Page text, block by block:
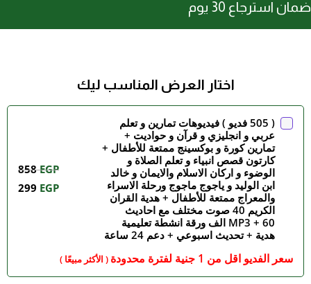
ضمان استرجاع 30 يوم
اختار العرض المناسب ليك
( 505 فديو ) فيديوهات تمارين و تعلم
عربي و انجليزي و قرآن و حواديت +
تمارين كورة و بوكسينج ممتعة للأطفال +
كارتون قصص انبياء و تعلم الصلاة و
الوضوء و اركان الاسلام والايمان و خالد
ابن الوليد و ياجوج ماجوج ورحلة الاسراء
والمعراج ممتعة للأطفال + هدية القران
الكريم 40 صوت مختلف مع احاديث
MP3 + 60 الف ورقة انشطة تعليمية
هدية + تحديث اسبوعي + دعم 24 ساعة
858EGP
299 EGP
سعر الفديو اقل من 1 جنية لفترة محدودة ( الأكثر مبيعًا )